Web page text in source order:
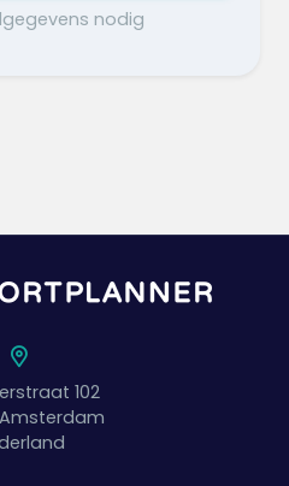
nodig
102
Amsterdam